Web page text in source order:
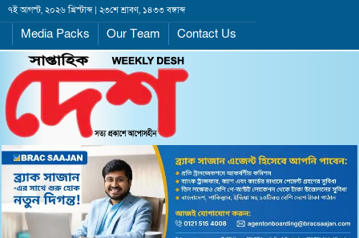
৭ই আগস্ট, ২০২৬ খ্রিস্টাব্দ | ২৩শে শ্রাবণ, ১৪৩৩ বঙ্গাব্দ
Media Packs Our Team Contact Us